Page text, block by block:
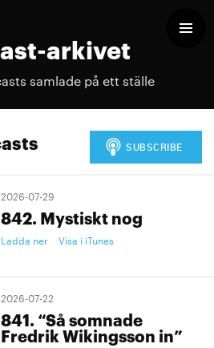
arkivet
samlade på ett ställe
2026-07-29
842. Mystiskt nog
Ladda ner Visa i iTunes
2026-07-22
841. “Så somnade
Fredrik Wikingsson in”